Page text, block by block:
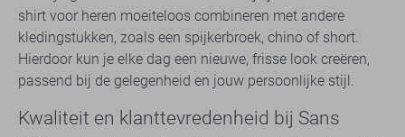
shirt voor heren moeiteloos combineren met andere
kledingstukken, zoals een spijkerbroek, chino of short.
Hierdoor kun je elke dag een nieuwe, frisse look creëren,
passend bij de gelegenheid en jouw persoonlijke stijl.
Kwaliteit en klanttevredenheid bij Sans